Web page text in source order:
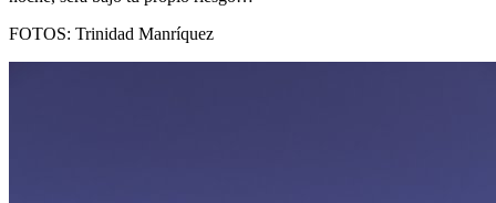
FOTOS: Trinidad Manríquez